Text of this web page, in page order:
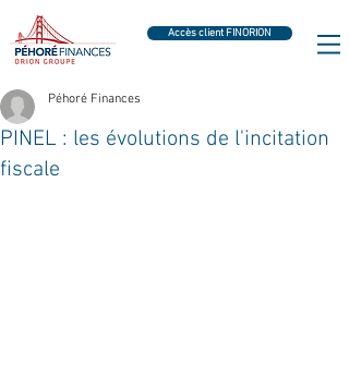
Accès client FINORION
PINEL : les évolutions de l'incitation
fiscale
Péhoré Finances